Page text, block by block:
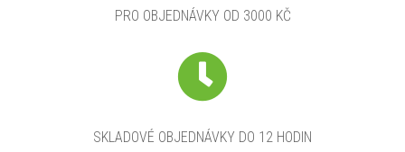
PRO OBJEDNÁVKY OD 3000 KČ
SKLADOVÉ OBJEDNÁVKY DO 12 HODIN